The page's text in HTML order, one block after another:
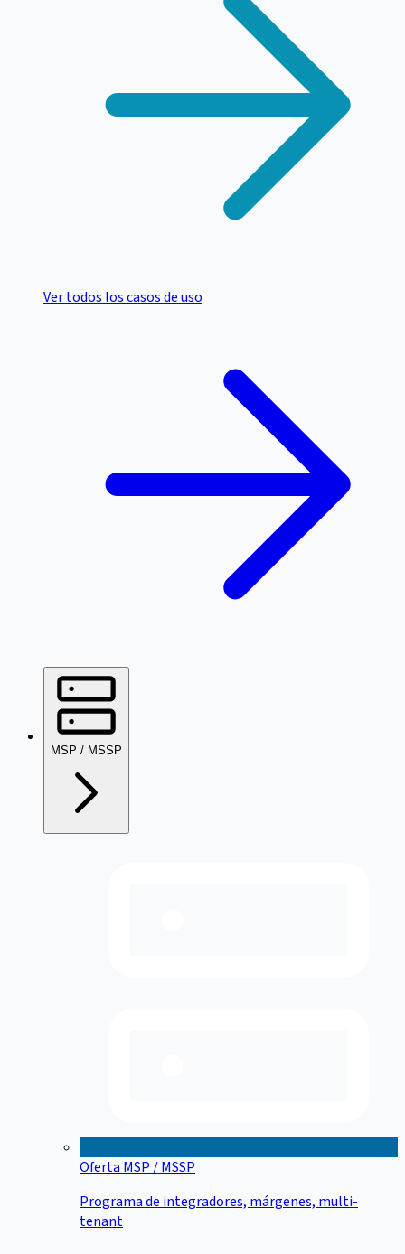
Ver todos los casos de uso
MSP / MSSP
Oferta MSP / MSSP
Programa de integradores, márgenes, multi-
tenant